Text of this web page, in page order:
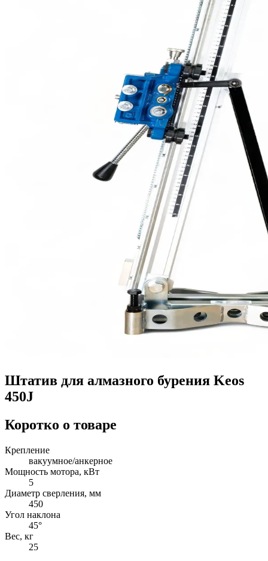
Штатив для алмазного бурения Keos
450J
Коротко о товаре
Крепление
вакуумное/анкерное
Мощность мотора, кВт
5
Диаметр сверления, мм
450
Угол наклона
45°
Вес, кг
25